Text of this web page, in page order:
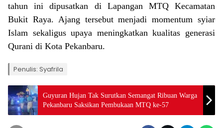
tahun ini dipusatkan di Lapangan MTQ Kecamatan
Bukit Raya. Ajang tersebut menjadi momentum syiar
Islam sekaligus upaya meningkatkan kualitas generasi
Qurani di Kota Pekanbaru.
Penulis: Syafrila
Guyuran Hujan Tak Surutkan Semangat Ribuan Warga
Pekanbaru Saksikan Pembukaan MTQ ke-57